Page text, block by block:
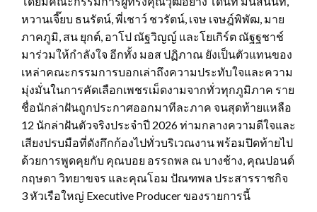
หวานเจี๊ยบ ธนรัตน์, พี่เชาว์ ชวรัตน์, เจษ เจษฎ์พิพัฒ, มาย
ภาคภูมิ, สน ยุกต์, อาโป ณัฐวิญญ์ และโยเกิร์ต ณัฐฐชาช์
มาร่วมให้กำลังใจ อีกทั้ง มอส ปฏิภาณ ยังเป็นตัวแทนของ
เหล่าคณะกรรมการบอกเล่าถึงความประทับใจและความ
มุ่งมั่นในการคัดเลือกเพชรเม็ดงามจากทั่วทุกภูมิภาค ราย
ชื่อนักล่าฝันถูกประกาศออกมาทีละภาค จนสุดท้ายแหลือ
12 นักล่าฝันตัวจริงประจำปี 2026 ท่ามกลางความดีใจและ
เสียงปรบมือที่ดังกึกก้องไปทั่วบริเวณงาน พร้อมปิดท้ายไป
ด้วยการพูดคุยกับ คุณบอย อรรถพล ณ บางช้าง, คุณปอนด์
กฤษดา วิทยาขจร และคุณโอม ปัณฑพล ประสารราชกิจ
3 หัวเรือใหญ่ Executive Producer ของรายการนี้